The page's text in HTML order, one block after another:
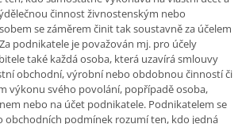
činnost živnostenským nebo
se záměrem činit tak soustavně za účelem
podnikatele je považován mj. pro účely
také každá osoba, která uzavírá smlouvy
obchodní, výrobní nebo obdobnou činností či
výkonu svého povolání, popřípadě osoba,
nebo na účet podnikatele. Podnikatelem se
obchodních podmínek rozumí ten, kdo jedná